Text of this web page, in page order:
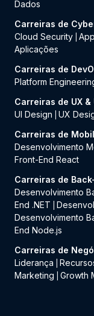
Dados
Carreiras de
Cloud Security
Aplicações
Carreiras de
Platform
Carreiras de UX &
UI Design
UX
Carreiras de
Desenvolvimento
Front-End React
Carreiras de
Desenvolvimento
End .NET
Desenvolvimento
End Node.js
Carreiras de
Liderança
Marketing
Growth